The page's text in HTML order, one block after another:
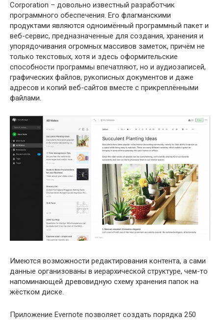
Corporation – довольно известный разработчик
программного обеспечения. Его флагманскими
продуктами являются одноимённый программный пакет и
веб-сервис, предназначенные для создания, хранения и
упорядочивания огромных массивов заметок, причём не
только текстовых, хотя и здесь оформительские
способности программы впечатляют, но и аудиозаписей,
графических файлов, рукописных документов и даже
адресов и копий веб-сайтов вместе с прикреплёнными
файлами.
Имеются возможности редактирования контента, а сами
данные организованы в иерархической структуре, чем-то
напоминающей древовидную схему хранения папок на
жёстком диске.
Приложение Evernote позволяет создать порядка 250